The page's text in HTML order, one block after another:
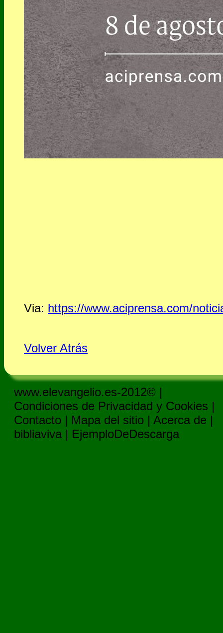
Via: https://www.aciprensa.com/
Volver Atrás
www.elevangelio.es-2012© |
Condiciones de Privacidad y Cookies |
Contacto | Mapa del sitio | Acerca de |
bibliaviva | EjemploDeDescarga